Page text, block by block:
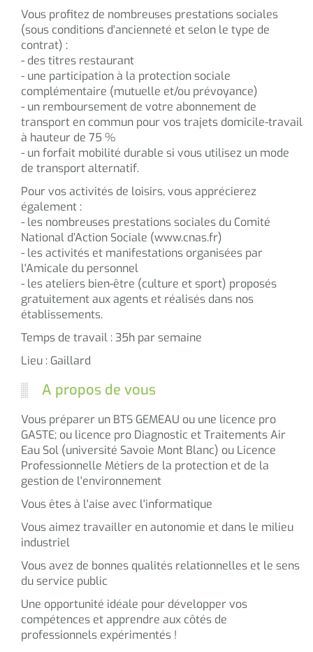
Vous profitez de nombreuses prestations sociales
(sous conditions d'ancienneté et selon le type de
contrat) :
- des titres restaurant
- une participation à la protection sociale
complémentaire (mutuelle et/ou prévoyance)
- un remboursement de votre abonnement de
transport en commun pour vos trajets domicile-travail
à hauteur de 75 %
- un forfait mobilité durable si vous utilisez un mode
de transport alternatif.
Pour vos activités de loisirs, vous apprécierez
également :
- les nombreuses prestations sociales du Comité
National d’Action Sociale (www.cnas.fr)
- les activités et manifestations organisées par
l'Amicale du personnel
- les ateliers bien-être (culture et sport) proposés
gratuitement aux agents et réalisés dans nos
établissements.
Temps de travail : 35h par semaine
Lieu : Gaillard
A propos de vous
Vous préparer un BTS GEMEAU ou une licence pro
GASTE; ou licence pro Diagnostic et Traitements Air
Eau Sol (université Savoie Mont Blanc) ou Licence
Professionnelle Métiers de la protection et de la
gestion de l'environnement
Vous êtes à l'aise avec l'informatique
Vous aimez travailler en autonomie et dans le milieu
industriel
Vous avez de bonnes qualités relationnelles et le sens
du service public
Une opportunité idéale pour développer vos
compétences et apprendre aux côtés de
professionnels expérimentés !